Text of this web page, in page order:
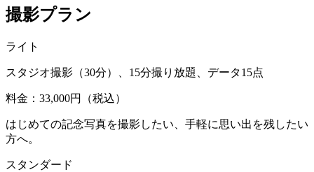
撮影プラン
ライト
スタジオ撮影（30分）、15分撮り放題、データ15点
料金：33,000円（税込）
はじめての記念写真を撮影したい、手軽に思い出を残したい
方へ。
スタンダード